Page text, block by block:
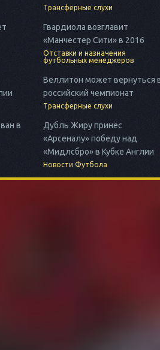
Трансферные слухи
Гвардиола возглавит
«Манчестер Сити» в 2016
Отставки и назначения
футбольных менеджеров
Веллитон может вернуться
российский чемпионат
Трансферные слухи
в
Дубль Жиру принёс
«Арсеналу» победу над
«Мидлсбро» в Кубке Англии
Новости Футбола